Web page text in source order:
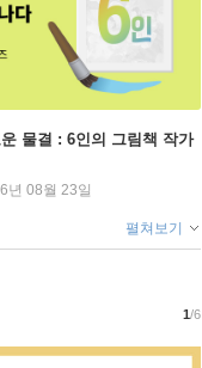
물결 : 6인의 그림책 작가
년 08월 23일
펼쳐보기
1/6